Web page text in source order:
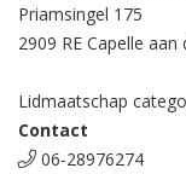
Priamsingel 175
2909 RE Capelle aan
Lidmaatschap
Contact
06-28976274